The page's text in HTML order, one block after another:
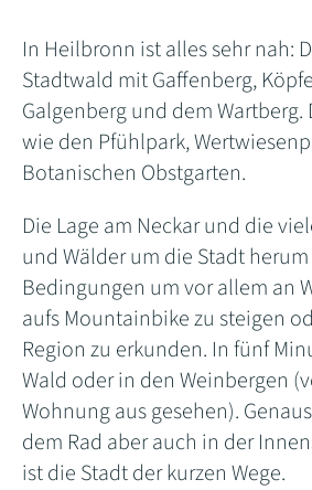
In Heilbronn ist alles sehr nah:
Stadtwald mit Gaffenberg,
Galgenberg und dem Wartberg.
wie den Pfühlpark,
Botanischen Obstgarten.
Die Lage am Neckar und die
und Wälder um die Stadt
Bedingungen um vor allem an
aufs Mountainbike zu steigen
Region zu erkunden. In fünf
Wald oder in den Weinbergen
Wohnung aus gesehen).
dem Rad aber auch in der
ist die Stadt der kurzen Wege.